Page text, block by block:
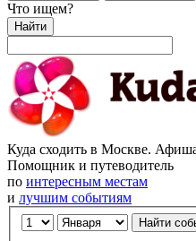
Что ищем?
Найти
Куда сходить в Москве.
Помощник и путеводитель
по интересным местам
и лучшим событиям